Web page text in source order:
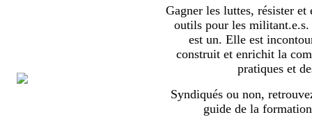
Gagner les luttes, résister et
outils pour les
est un. Elle est
construit et enrichit la
pratiques et
Syndiqués ou non,
guide de la